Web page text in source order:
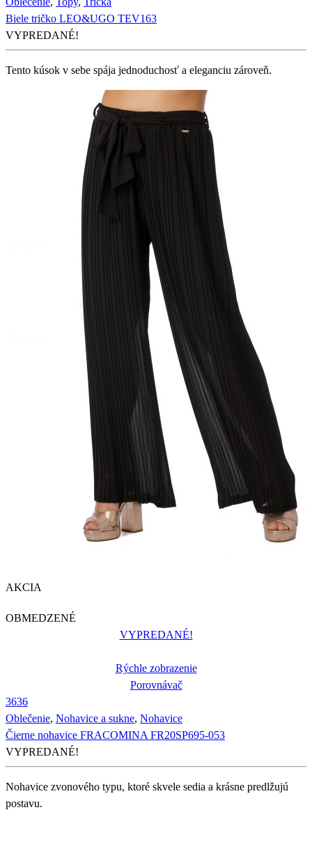
Biele tričko LEO&UGO TEV163
VYPREDANÉ!
Tento kúsok v sebe spája jednoduchosť a eleganciu zároveň.
AKCIA
OBMEDZENÉ
VYPREDANÉ!
Rýchle zobrazenie
Porovnávač
3636
Oblečenie, Nohavice a sukne, Nohavice
Čierne nohavice FRACOMINA FR20SP695-053
VYPREDANÉ!
Nohavice zvonového typu, ktoré skvele sedia a krásne predlžujú
postavu.